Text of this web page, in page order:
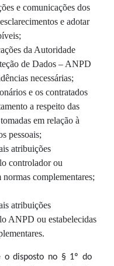
e comunicações dos
e adotar
da Autoridade
de Dados – ANPD
necessárias;
e os contratados
a respeito das
em relação à
pessoais;
atribuições
controlador ou
normas complementares;
atribuições
ANPD ou estabelecidas
o disposto no § 1º do